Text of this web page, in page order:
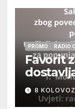
PROMO RADIO
Favorit
8